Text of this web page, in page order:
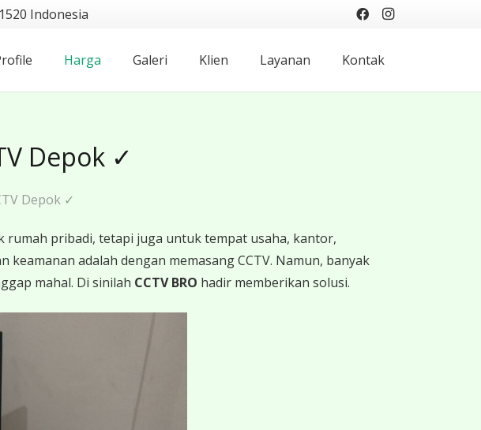
Indonesia
Harga Galeri Klien Layanan Kontak
Depok ✓
Depok ✓
rumah pribadi, tetapi juga untuk tempat usaha, kantor,
adalah dengan memasang CCTV. Namun, banyak
mahal. Di sinilah CCTV BRO hadir memberikan solusi.